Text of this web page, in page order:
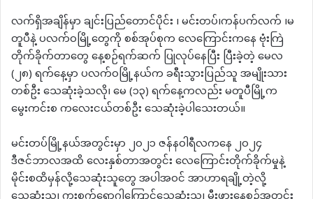
လက်ရှိအချိန်မှာ ချင်းပြည်တောင်ပိုင်း ၊ မင်းတပ်၊ကန်ပက်လက် ၊မ
တူပီနဲ့ ပလက်ဝမြို့တွေကို စစ်အုပ်စုက လေကြောင်းကနေ ဗုံးကြဲ
တိုက်ခိုက်တာတွေ နေ့စဉ်ရက်ဆက် ပြုလုပ်နေပြီး ပြီးခဲ့တဲ့ မေလ
(၂၈) ရက်နေ့မှာ ပလက်ဝမြို့နယ်က ခရီးသွားပြည်သူ အမျိုးသား
တစ်ဦး သေဆုံးခဲ့သလို၊ မေ (၁၃) ရက်နေ့ကလည်း မတူပီမြို့က
မွေးကင်းစ ကလေးငယ်တစ်ဦး သေဆုံးခဲ့ပါသေးတယ်။
မင်းတပ်မြို့နယ်အတွင်းမှာ ၂၀၂၁ ဇန်နဝါရီလကနေ ၂၀၂၄
ဒီဇင်ဘာလအထိ လေးနှစ်တာအတွင်း လေကြောင်းတိုက်ခိုက်မှုနဲ့
မိုင်းစထိမှန်လို့သေဆုံးသူတွေ အပါအဝင် အာဟာရချို့တဲ့လို့